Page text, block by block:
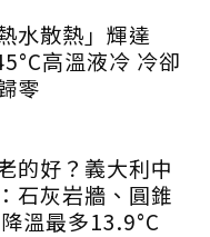
水散熱」輝達
高溫液冷 冷卻
零
的好？義大利中
石灰岩牆、圓錐
溫最多13.9°C